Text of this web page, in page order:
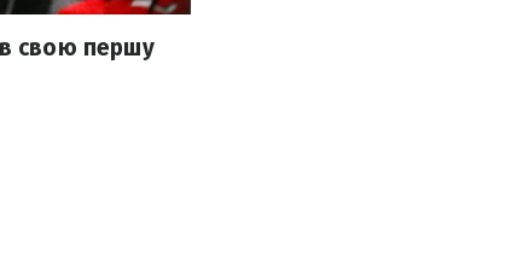
свою першу